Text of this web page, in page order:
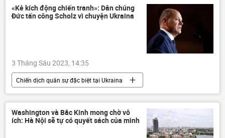
«Kẻ kích động chiến tranh»: Dân chúng
Đức tấn công Scholz vì chuyện Ukraina
3 Tháng Sáu 2023, 14:35
Chiến dịch quân sự đặc biệt tại Ukraina
Ukraina
Cuộc khủng hoảng ở Ukraina
Chính trị
Olaf Scholz Nga
Washington và Bắc Kinh mong chờ vô
ích: Hà Nội sẽ tự có quyết sách của mình